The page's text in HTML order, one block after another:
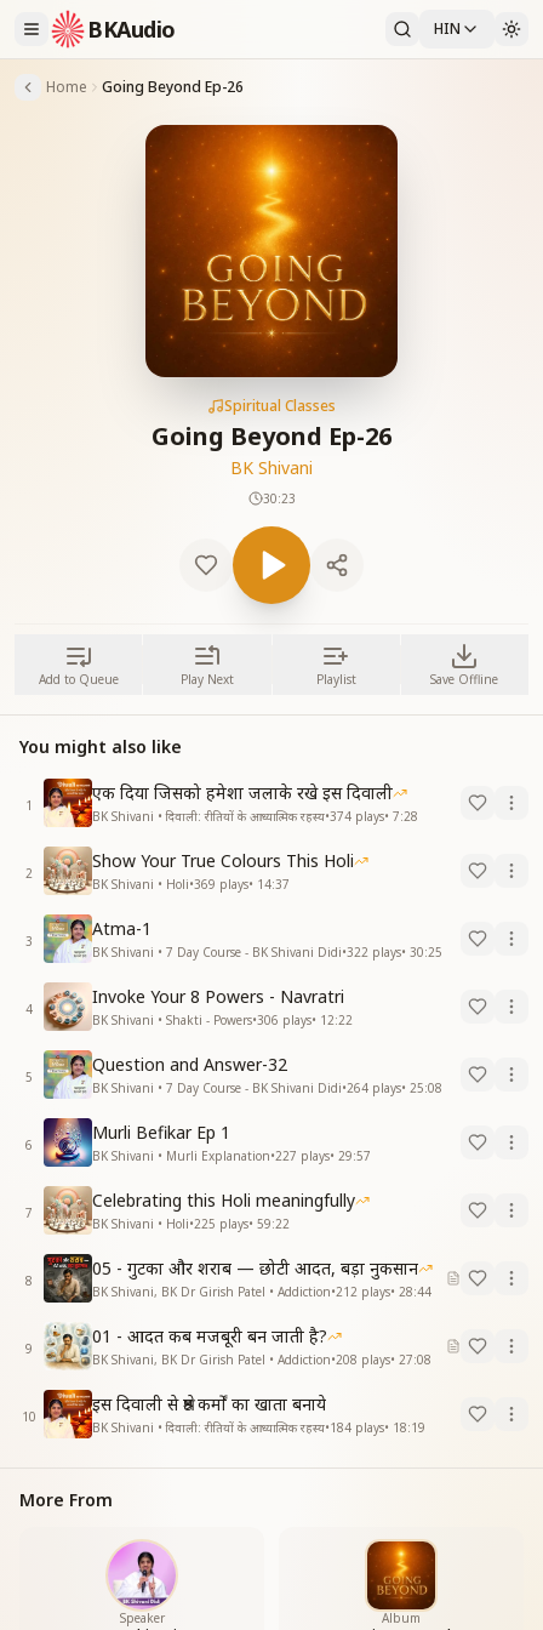
BKAudio HIN
Home Going Beyond Ep-26
Spiritual Classes
Going Beyond Ep-26
BK Shivani
30:23
Add to Queue Play Next Playlist Save Offline
You might also like
1
एक दिया जिसको हमेशा जलाके रखे इस दिवाली
BK Shivani • दिवाली: रीतियों के आध्यात्मिक रहस्य•374 plays• 7:28
2
Show Your True Colours This Holi
BK Shivani • Holi•369 plays• 14:37
3
Atma-1
BK Shivani • 7 Day Course - BK Shivani Didi•322 plays• 30:25
4
Invoke Your 8 Powers - Navratri
BK Shivani • Shakti - Powers•306 plays• 12:22
5
Question and Answer-32
BK Shivani • 7 Day Course - BK Shivani Didi•264 plays• 25:08
6
Murli Befikar Ep 1
BK Shivani • Murli Explanation•227 plays• 29:57
7
Celebrating this Holi meaningfully
BK Shivani • Holi•225 plays• 59:22
8
05 - गुटका और शराब — छोटी आदत, बड़ा नुकसान
BK Shivani, BK Dr Girish Patel • Addiction•212 plays• 28:44
9
01 - आदत कब मजबूरी बन जाती है?
BK Shivani, BK Dr Girish Patel • Addiction•208 plays• 27:08
10
इस दिवाली से श्रेष्ठ कर्मों का खाता बनाये
BK Shivani • दिवाली: रीतियों के आध्यात्मिक रहस्य•184 plays• 18:19
More From
Speaker Album